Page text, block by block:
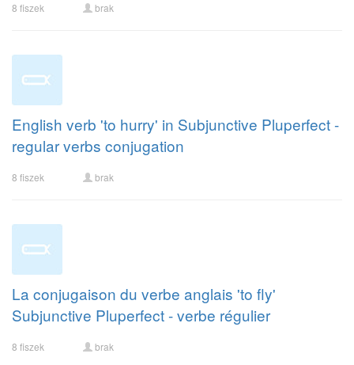
8 fiszek brak
English verb 'to hurry' in Subjunctive Pluperfect -
regular verbs conjugation
8 fiszek brak
La conjugaison du verbe anglais 'to fly'
Subjunctive Pluperfect - verbe régulier
8 fiszek brak